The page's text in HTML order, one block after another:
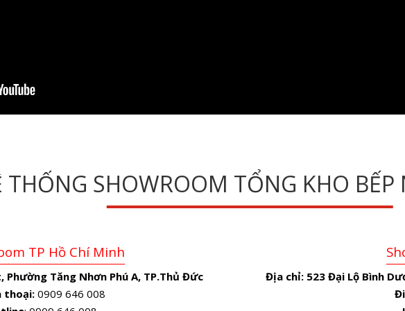
THỐNG SHOWROOM TỔNG KHO BẾP
TP Hồ Chí Minh
Phường Tăng Nhơn Phú A, TP.Thủ Đức
thoại:0909 646 008
Địa chỉ: 523 Đại Lộ Bình